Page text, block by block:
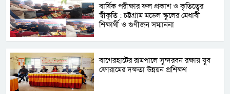
বার্ষিক পরীক্ষার ফল প্রকাশ ও কৃতিত্বের
স্বীকৃতি : চট্টগ্রাম মডেল স্কুলের মেধাবী
শিক্ষার্থী ও গুণীজন সম্মাননা
বাগেরহাটের রামপালে সুন্দরবন রক্ষায় যুব
ফোরামের দক্ষতা উন্নয়ন প্রশিক্ষণ